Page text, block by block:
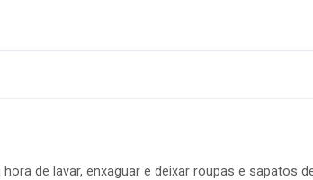
de lavar, enxaguar e deixar roupas e sapatos